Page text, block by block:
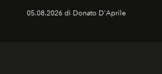
05.08.2026 di Donato D'Aprile